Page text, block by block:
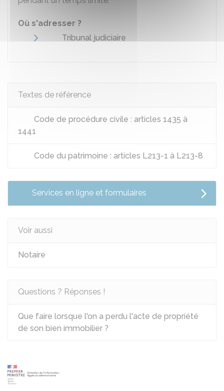
Où s'adresser ?
Tribunal judiciaire
Textes de référence
Code de procédure civile : articles 1435 à
1441
Code du patrimoine : articles L213-1 à L213-8
Services en ligne et formulaires
Voir aussi
Notaire
Questions ? Réponses !
Que faire lorsque l'on a perdu l'acte de propriété
de son bien immobilier ?